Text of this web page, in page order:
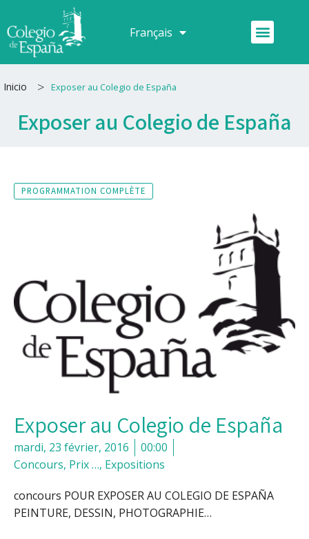
au
contenu
Français
Español Menu
Inicio > Exposer au Colegio de España
Exposer au Colegio de España
PROGRAMMATION COMPLÈTE
Exposer au Colegio de España
mardi, 23 février, 2016
00:00
Concours, Prix …, Expositions
concours POUR EXPOSER AU COLEGIO DE ESPAÑA
PEINTURE, DESSIN, PHOTOGRAPHIE…